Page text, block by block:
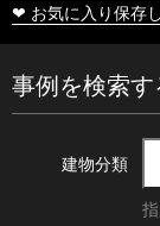
❤ お気に入り保存
事例を検索す
建物分類